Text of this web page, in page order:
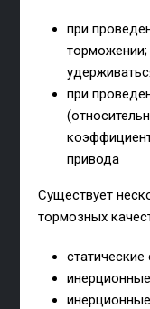
при
при
привода
Существует
тормозных